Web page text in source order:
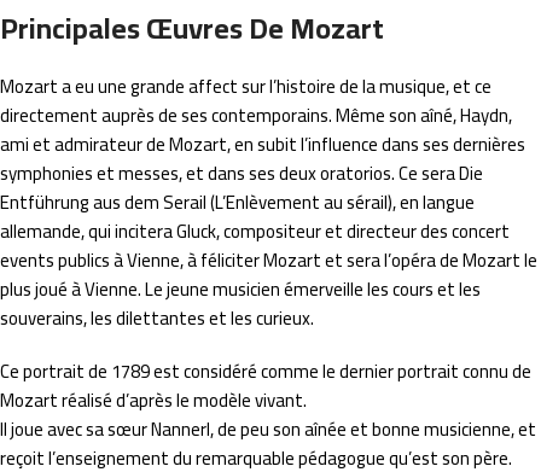
Principales Œuvres De Mozart
Mozart a eu une grande affect sur l’histoire de la musique, et ce
directement auprès de ses contemporains. Même son aîné, Haydn,
ami et admirateur de Mozart, en subit l’influence dans ses dernières
symphonies et messes, et dans ses deux oratorios. Ce sera Die
Entführung aus dem Serail (L’Enlèvement au sérail), en langue
allemande, qui incitera Gluck, compositeur et directeur des concert
events publics à Vienne, à féliciter Mozart et sera l’opéra de Mozart le
plus joué à Vienne. Le jeune musicien émerveille les cours et les
souverains, les dilettantes et les curieux.
Ce portrait de 1789 est considéré comme le dernier portrait connu de
Mozart réalisé d’après le modèle vivant.
Il joue avec sa sœur Nannerl, de peu son aînée et bonne musicienne, et
reçoit l’enseignement du remarquable pédagogue qu’est son père.